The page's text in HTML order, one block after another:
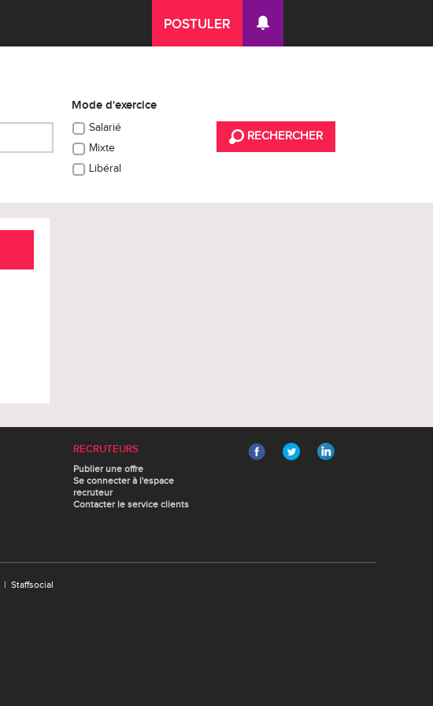
POSTULER
Mode d'exercice
Salarié
Mixte
Libéral
RECHERCHER
RECRUTEURS
Publier une offre
Se connecter à l'espace
recruteur
Contacter le service clients
| Staffsocial